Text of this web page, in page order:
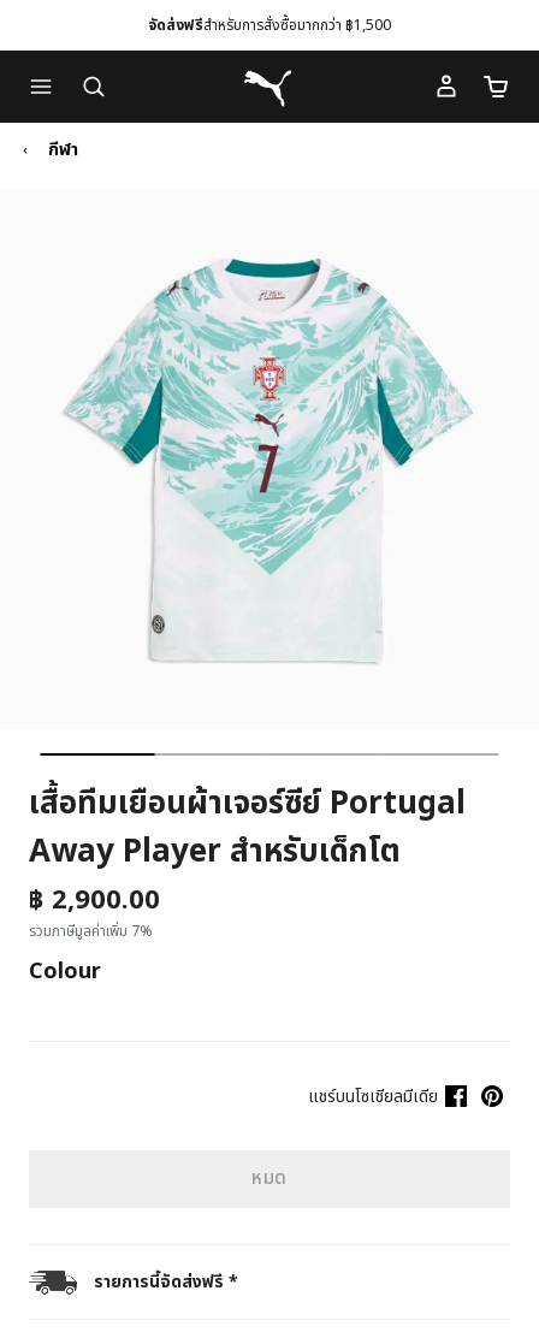
to
Main
content
to
Footer
Content
จัดส่งฟรีสำหรับการสั่งซื้อมากกว่า ฿1,500
Puma โฮม
จำนว
กีฬา
เสื้อทีมเยือนผ้าเจอร์ซีย์ Portugal
Away Player สำหรับเด็กโต
฿ 2,900.00
รวมภาษีมูลค่าเพิ่ม 7%
Colour
แชร์บนโซเชียลมีเดีย
หมด
รายการนี้จัดส่งฟรี *